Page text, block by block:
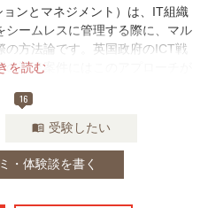
を読む
ンとマネジメント）は、IT組織
ームレスに管理する際に、マル
方法論です。英国政府のICT戦
調達案件にはこのアプローチが
16
menu_book 受験したい
・体験談を書く